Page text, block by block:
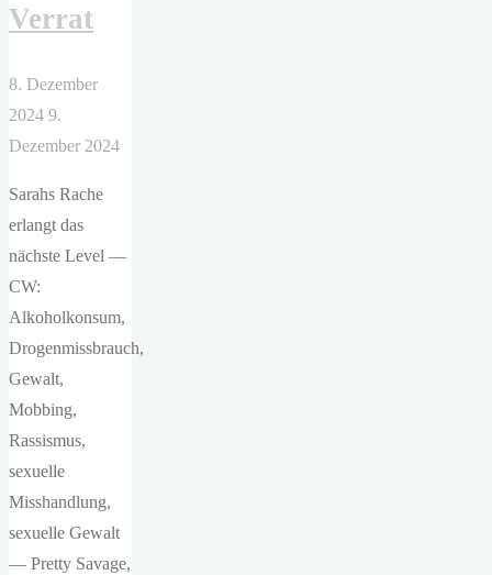
Verrat
8. Dezember
2024 9.
Dezember 2024
Sarahs Rache
erlangt das
nächste Level —
CW:
Alkoholkonsum,
Drogenmissbrauch,
Gewalt,
Mobbing,
Rassismus,
sexuelle
Misshandlung,
sexuelle Gewalt
— Pretty Savage,